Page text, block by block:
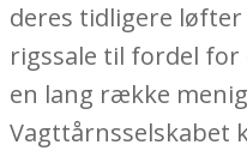
deres tidligere løfter
rigssale til fordel
en lang række
Vagttårnsselskabet